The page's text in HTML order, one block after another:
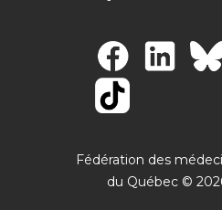
Fédération des
du Québec ©